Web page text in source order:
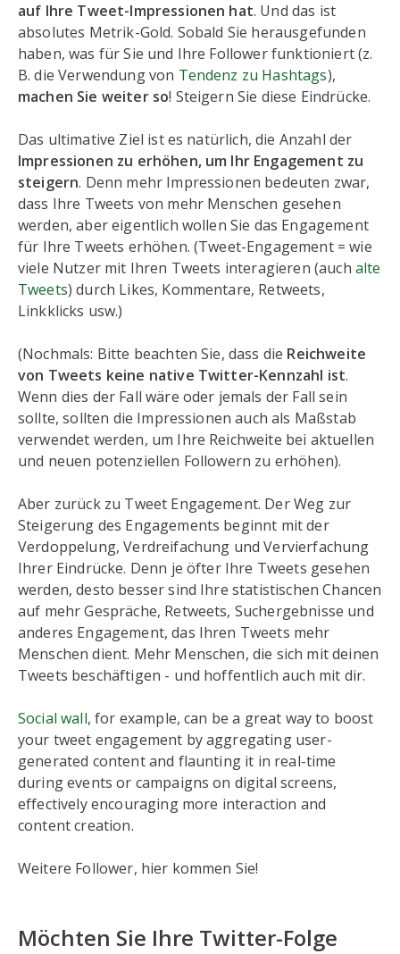
auf Ihre Tweet-Impressionen hat. Und das ist
absolutes Metrik-Gold. Sobald Sie herausgefunden
haben, was für Sie und Ihre Follower funktioniert (z.
B. die Verwendung von Tendenz zu Hashtags),
machen Sie weiter so! Steigern Sie diese Eindrücke.
Das ultimative Ziel ist es natürlich, die Anzahl der
Impressionen zu erhöhen, um Ihr Engagement zu
steigern. Denn mehr Impressionen bedeuten zwar,
dass Ihre Tweets von mehr Menschen gesehen
werden, aber eigentlich wollen Sie das Engagement
für Ihre Tweets erhöhen. (Tweet-Engagement = wie
viele Nutzer mit Ihren Tweets interagieren (auch alte
Tweets) durch Likes, Kommentare, Retweets,
Linkklicks usw.)
(Nochmals: Bitte beachten Sie, dass die Reichweite
von Tweets keine native Twitter-Kennzahl ist.
Wenn dies der Fall wäre oder jemals der Fall sein
sollte, sollten die Impressionen auch als Maßstab
verwendet werden, um Ihre Reichweite bei aktuellen
und neuen potenziellen Followern zu erhöhen).
Aber zurück zu Tweet Engagement. Der Weg zur
Steigerung des Engagements beginnt mit der
Verdoppelung, Verdreifachung und Vervierfachung
Ihrer Eindrücke. Denn je öfter Ihre Tweets gesehen
werden, desto besser sind Ihre statistischen Chancen
auf mehr Gespräche, Retweets, Suchergebnisse und
anderes Engagement, das Ihren Tweets mehr
Menschen dient. Mehr Menschen, die sich mit deinen
Tweets beschäftigen - und hoffentlich auch mit dir.
Social wall, for example, can be a great way to boost
your tweet engagement by aggregating user-
generated content and flaunting it in real-time
during events or campaigns on digital screens,
effectively encouraging more interaction and
content creation.
Weitere Follower, hier kommen Sie!
Möchten Sie Ihre Twitter-Folge